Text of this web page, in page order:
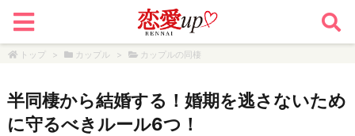
トップ > カップル > カップルの同棲
半同棲から結婚する！婚期を逃さないため
に守るべきルール6つ！